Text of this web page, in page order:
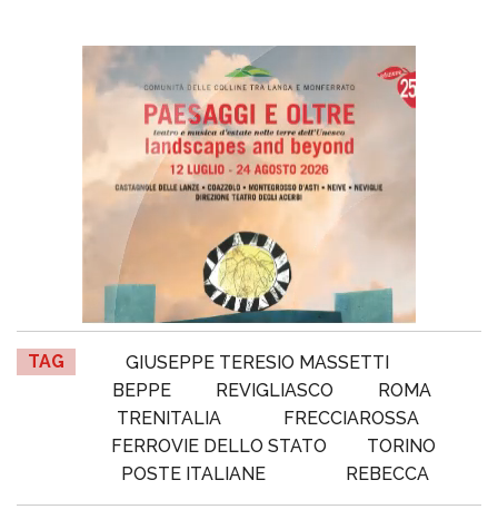
TAG
GIUSEPPE TERESIO MASSETTI
BEPPE
REVIGLIASCO
ROMA
TRENITALIA
FRECCIAROSSA
FERROVIE DELLO STATO
TORINO
POSTE ITALIANE
REBECCA